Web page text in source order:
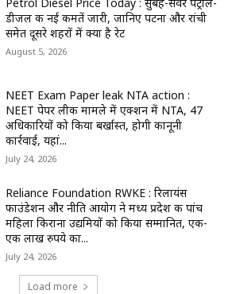
डीजल की नई कीमतें जारी, जानिए पटना और रांची
समेत दूसरे शहरों में क्या है रेट
August 5, 2026
NEET Exam Paper leak NTA action :
NEET पेपर लीक मामले में एक्शन में NTA, 47
अधिकारियों को किया बर्खास्त, होगी कानूनी
कार्रवाई, यहां...
July 24, 2026
Reliance Foundation RWKE : रिलायंस
फाउंडेशन और नीति आयोग ने मध्य प्रदेश की पांच
महिला किराना उद्यमियों को किया सम्मानित, एक-
एक लाख रुपये का...
July 24, 2026
Load more